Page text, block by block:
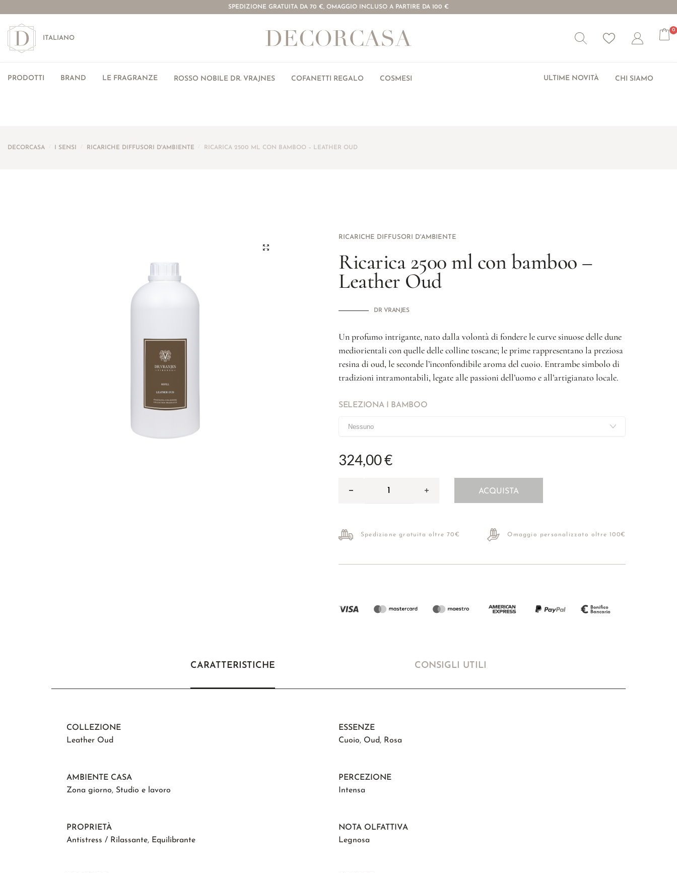
SPEDIZIONE GRATUITA DA 70 €, OMAGGIO INCLUSO A PARTIRE DA 100 €
ITALIANO Wishlist Account
0
PRODOTTI BRAND LE FRAGRANZE ROSSO NOBILE DR. VRAJNES COFANETTI REGALO COSMESI ULTIME NOVITÀ CHI SIAMO
DECORCASA I SENSI RICARICHE DIFFUSORI D'AMBIENTE RICARICA 2500 ML CON BAMBOO – LEATHER OUD
RICARICHE DIFFUSORI D'AMBIENTE
Ricarica 2500 ml con bamboo –
Leather Oud
DR VRANJES
Un profumo intrigante, nato dalla volontà di fondere le curve sinuose delle dune
mediorientali con quelle delle colline toscane; le prime rappresentano la preziosa
resina di oud, le seconde l’inconfondibile aroma del cuoio. Entrambe simbolo di
tradizioni intramontabili, legate alle passioni dell’uomo e all’artigianato locale.
SELEZIONA I BAMBOO
324,00 €
ACQUISTA
Spedizione gratuita oltre 70€ Omaggio personalizzato oltre 100€
CARATTERISTICHE CONSIGLI UTILI
COLLEZIONE
Leather Oud
ESSENZE
Cuoio, Oud, Rosa
AMBIENTE CASA
Zona giorno, Studio e lavoro
PERCEZIONE
Intensa
PROPRIETÀ
Antistress / Rilassante, Equilibrante
NOTA OLFATTIVA
Legnosa